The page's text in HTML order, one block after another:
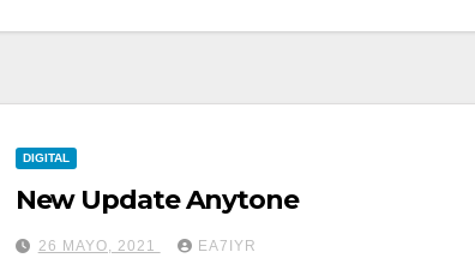
DIGITAL
New Update Anytone
26 MAYO, 2021 EA7IYR